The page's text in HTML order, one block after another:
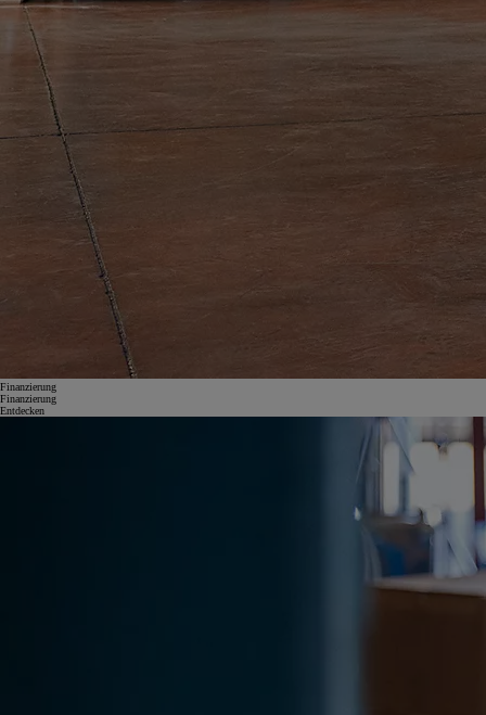
Finanzierung
Finanzierung
Entdecken
Toyota Financial Services bietet eine Vielzahl flexibler und praktischer Finanzprodukte, die auf Ihre Bedürfnisse